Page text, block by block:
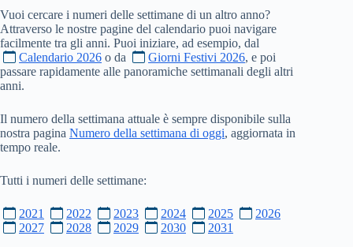
Vuoi cercare i numeri delle settimane di un altro anno?
Attraverso le nostre pagine del calendario puoi navigare
facilmente tra gli anni. Puoi iniziare, ad esempio, dal
Calendario 2026 o da Giorni Festivi 2026, e poi
passare rapidamente alle panoramiche settimanali degli altri
anni.
Il numero della settimana attuale è sempre disponibile sulla
nostra pagina Numero della settimana di oggi, aggiornata in
tempo reale.
Tutti i numeri delle settimane:
2021 2022 2023 2024 2025
2026
2027
2028 2029 2030 2031